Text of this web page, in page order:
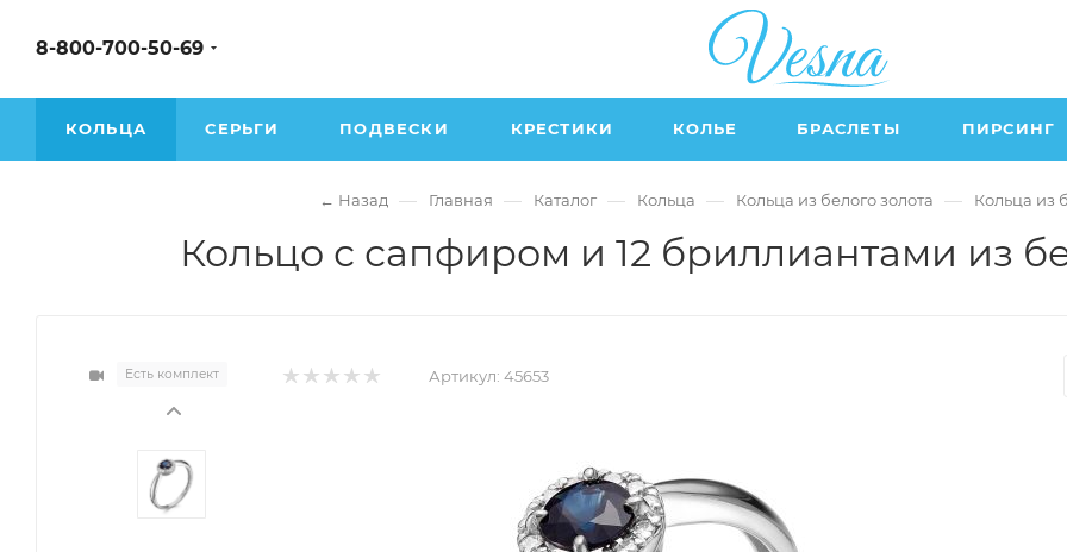
8-800-700-50-69
КОЛЬЦА СЕРЬГИ ПОДВЕСКИ КРЕСТИКИ КОЛЬЕ БРАСЛЕТЫ ПИРСИНГ
← Назад — Главная — Каталог — Кольца — Кольца из белого золота — Кольца из
Кольцо с сапфиром и 12 бриллиантами из
Есть комплект Артикул: 45653